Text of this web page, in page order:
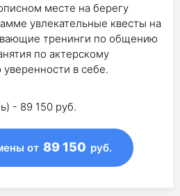
месте на берегу
увлекательные квесты на
тренинги по общению
по актерскому
в себе.
- 89 150 руб.
от 89 150 руб.